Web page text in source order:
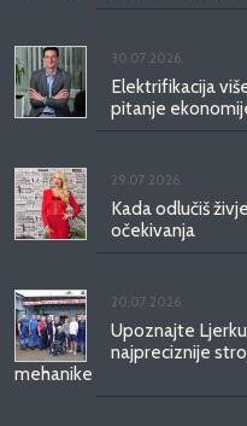
30.07.2026.
Elektrifikacija
pitanje
29.07.2026.
Kada odlučiš
očekivanja
20.07.2026.
Upoznajte
najpreciznije
mehanike